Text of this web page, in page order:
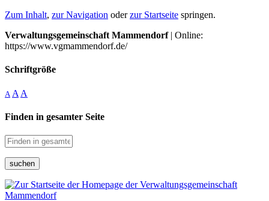
Zum Inhalt, zur Navigation oderzur Startseite springen.
Verwaltungsgemeinschaft Mammendorf| Online:
https://www.vgmammendorf.de/
Schriftgröße
A A A
Finden in gesamter Seite
suchen